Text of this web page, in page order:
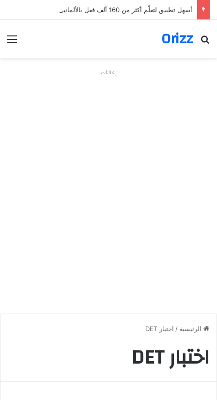
أسهل تطبيق لتعلّم أكثر من 160 ألف فعل بالألمانية
Orizz
بحث عن
إعلانات
الرئيسية / اختبار DET
اختبار DET